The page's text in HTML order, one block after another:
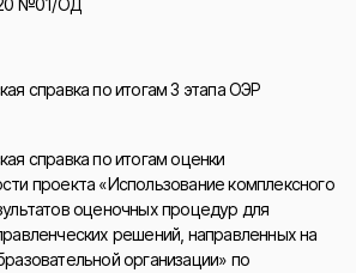
№01/ОД
справка по итогам 3 этапа ОЭР
справка по итогам оценки
проекта «Использование комплексного
оценочных процедур для
решений, направленных на
организации» по